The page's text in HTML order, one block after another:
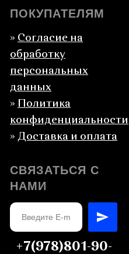
ПОКУПАТЕЛЯМ
» Согласие на
обработку
персональных
данных
»
Политика
конфиденциальности
» Доставка и оплата
СВЯЗАТЬСЯ С
НАМИ
+7(978)801-90-